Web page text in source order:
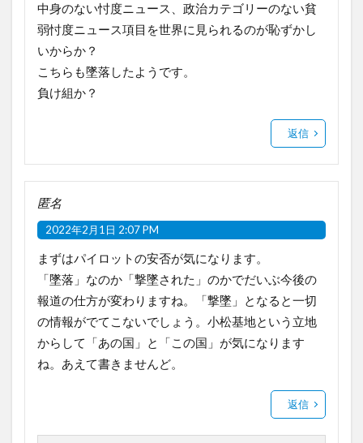
中身のない忖度ニュース、政治カテゴリーのない貧
弱忖度ニュース項目を世界に見られるのが恥ずかし
いからか？
こちらも墜落したようです。
負け組か？
返信
匿名
2022年2月1日 2:07 PM
まずはパイロットの安否が気になります。
「墜落」なのか「撃墜された」のかでだいぶ今後の
報道の仕方が変わりますね。「撃墜」となると一切
の情報がでてこないでしょう。小松基地という立地
からして「あの国」と「この国」が気になります
ね。あえて書きませんど。
返信